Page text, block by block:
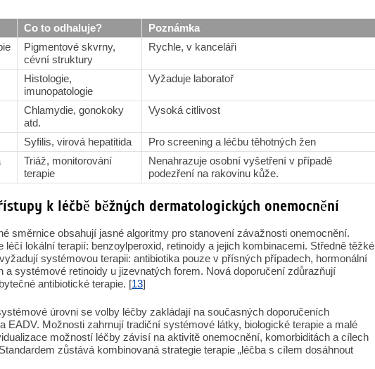
Co to odhaluje?
Poznámka
Pigmentové skvrny,
cévní struktury
Rychle, v kanceláři
Histologie,
imunopatologie
Vyžaduje laboratoř
Chlamydie, gonokoky
atd.
Vysoká citlivost
Syfilis, virová hepatitida
Pro screening a léčbu těhotných žen
Triáž, monitorování
terapie
Nenahrazuje osobní vyšetření v případě
podezření na rakovinu kůže.
k léčbě běžných dermatologických onemocnění
směrnice obsahují jasné algoritmy pro stanovení závažnosti onemocnění.
léčí lokální terapií: benzoylperoxid, retinoidy a jejich kombinacemi. Středně těžké
systémovou terapii: antibiotika pouze v přísných případech, hormonální
a systémové retinoidy u jizevnatých forem. Nová doporučení zdůrazňují
antibiotické terapie. [13]
úrovni se volby léčby zakládají na současných doporučeních
EADV. Možnosti zahrnují tradiční systémové látky, biologické terapie a malé
možností léčby závisí na aktivitě onemocnění, komorbiditách a cílech
zůstává kombinovaná strategie terapie „léčba s cílem dosáhnout